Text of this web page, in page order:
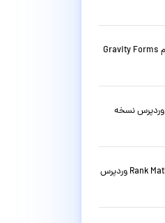
افزونه فرم ساز حرفه ای وردپرس گرویتی فرم Gravity Forms
افزونه فارسی سئو Yoast SEO Premium وردپرس نسخه
دانلود افزونه سئو حرفه ای رنک مث Rank Math Pro وردپرس